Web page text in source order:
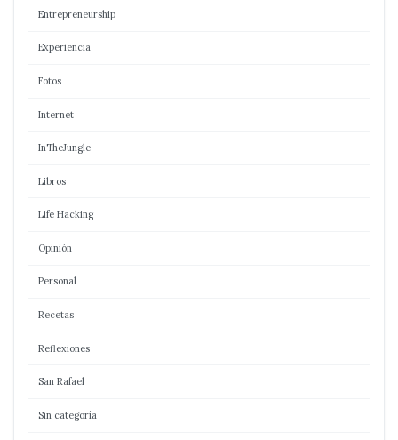
Entrepreneurship
Experiencia
Fotos
Internet
InTheJungle
Libros
Life Hacking
Opinión
Personal
Recetas
Reflexiones
San Rafael
Sin categoría